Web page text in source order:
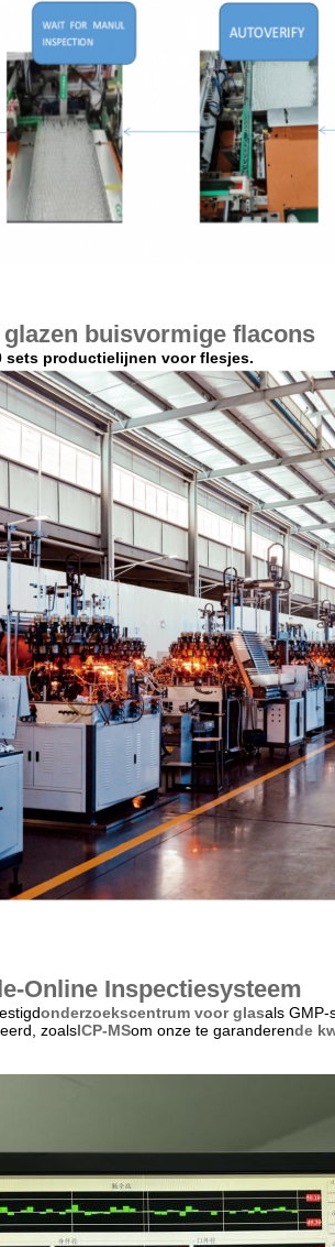
buisvormige flacons
sets productielijnen voor flesjes.
Online Inspectiesysteem
onderzoekscentrum voor glasals GMP-
zoalsICP-MSom onze te garanderende